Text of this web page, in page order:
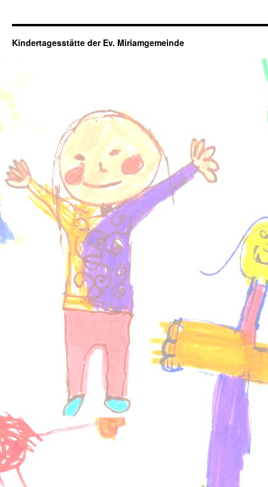
Kindertagesstätte der Ev. Miriamgemeinde